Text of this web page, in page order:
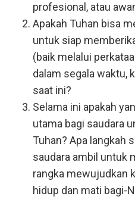
profesional, atau
Apakah Tuhan bisa
untuk siap
(baik melalui
dalam segala waktu,
saat ini?
Selama ini apakah
utama bagi saudara
Tuhan? Apa langkah
saudara ambil untuk
rangka mewujudkan
hidup dan mati bagi-